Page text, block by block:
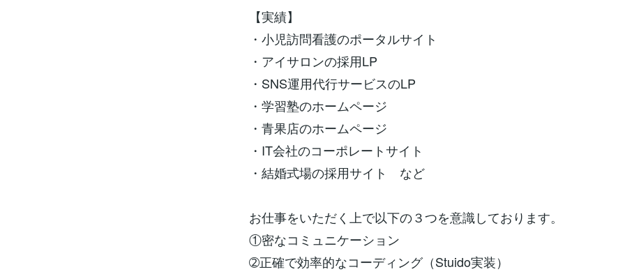
【実績】
・小児訪問看護のポータルサイト
・アイサロンの採用LP
・SNS運用代行サービスのLP
・学習塾のホームページ
・青果店のホームページ
・IT会社のコーポレートサイト
・結婚式場の採用サイト など
お仕事をいただく上で以下の３つを意識しております。
①密なコミュニケーション
➁正確で効率的なコーディング（Stuido実装）